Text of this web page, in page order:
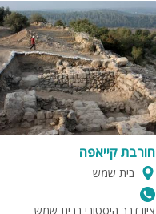
חורבת קייאפה
בית שמש
ציון דרך היסטורי בבית שמש